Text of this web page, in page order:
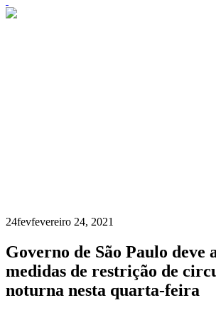
24fevfevereiro 24, 2021
Governo de São Paulo deve
medidas de restrição de
noturna nesta quarta-feira